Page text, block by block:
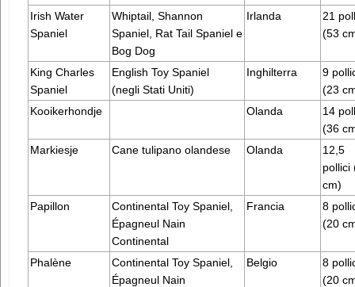
Irish Water
Spaniel
Whiptail, Shannon
Spaniel, Rat Tail Spaniel e
Bog Dog
Irlanda
21
(53
King Charles
Spaniel
English Toy Spaniel
(negli Stati Uniti)
Inghilterra
9
(23
Kooikerhondje
Olanda
14
(36
Markiesje
Cane tulipano olandese Olanda
12,5
pollici
cm)
Papillon
Continental Toy Spaniel,
Épagneul Nain
Continental
Francia
8
(20
Phalène
Continental Toy Spaniel,
Épagneul Nain
Belgio
8
(20